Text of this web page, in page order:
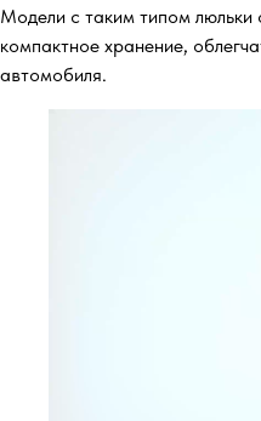
Модели с таким типом
компактное хранение,
автомобиля.